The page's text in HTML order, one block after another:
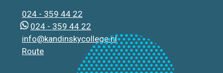
024 - 359 44 22
024 - 359 44 22
info@kandinskycollege.nl
Route